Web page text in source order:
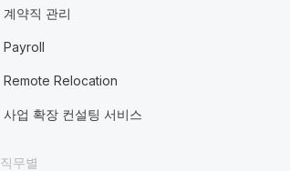
계약직 관리
Payroll
Remote Relocation
사업 확장 컨설팅 서비스
직무별